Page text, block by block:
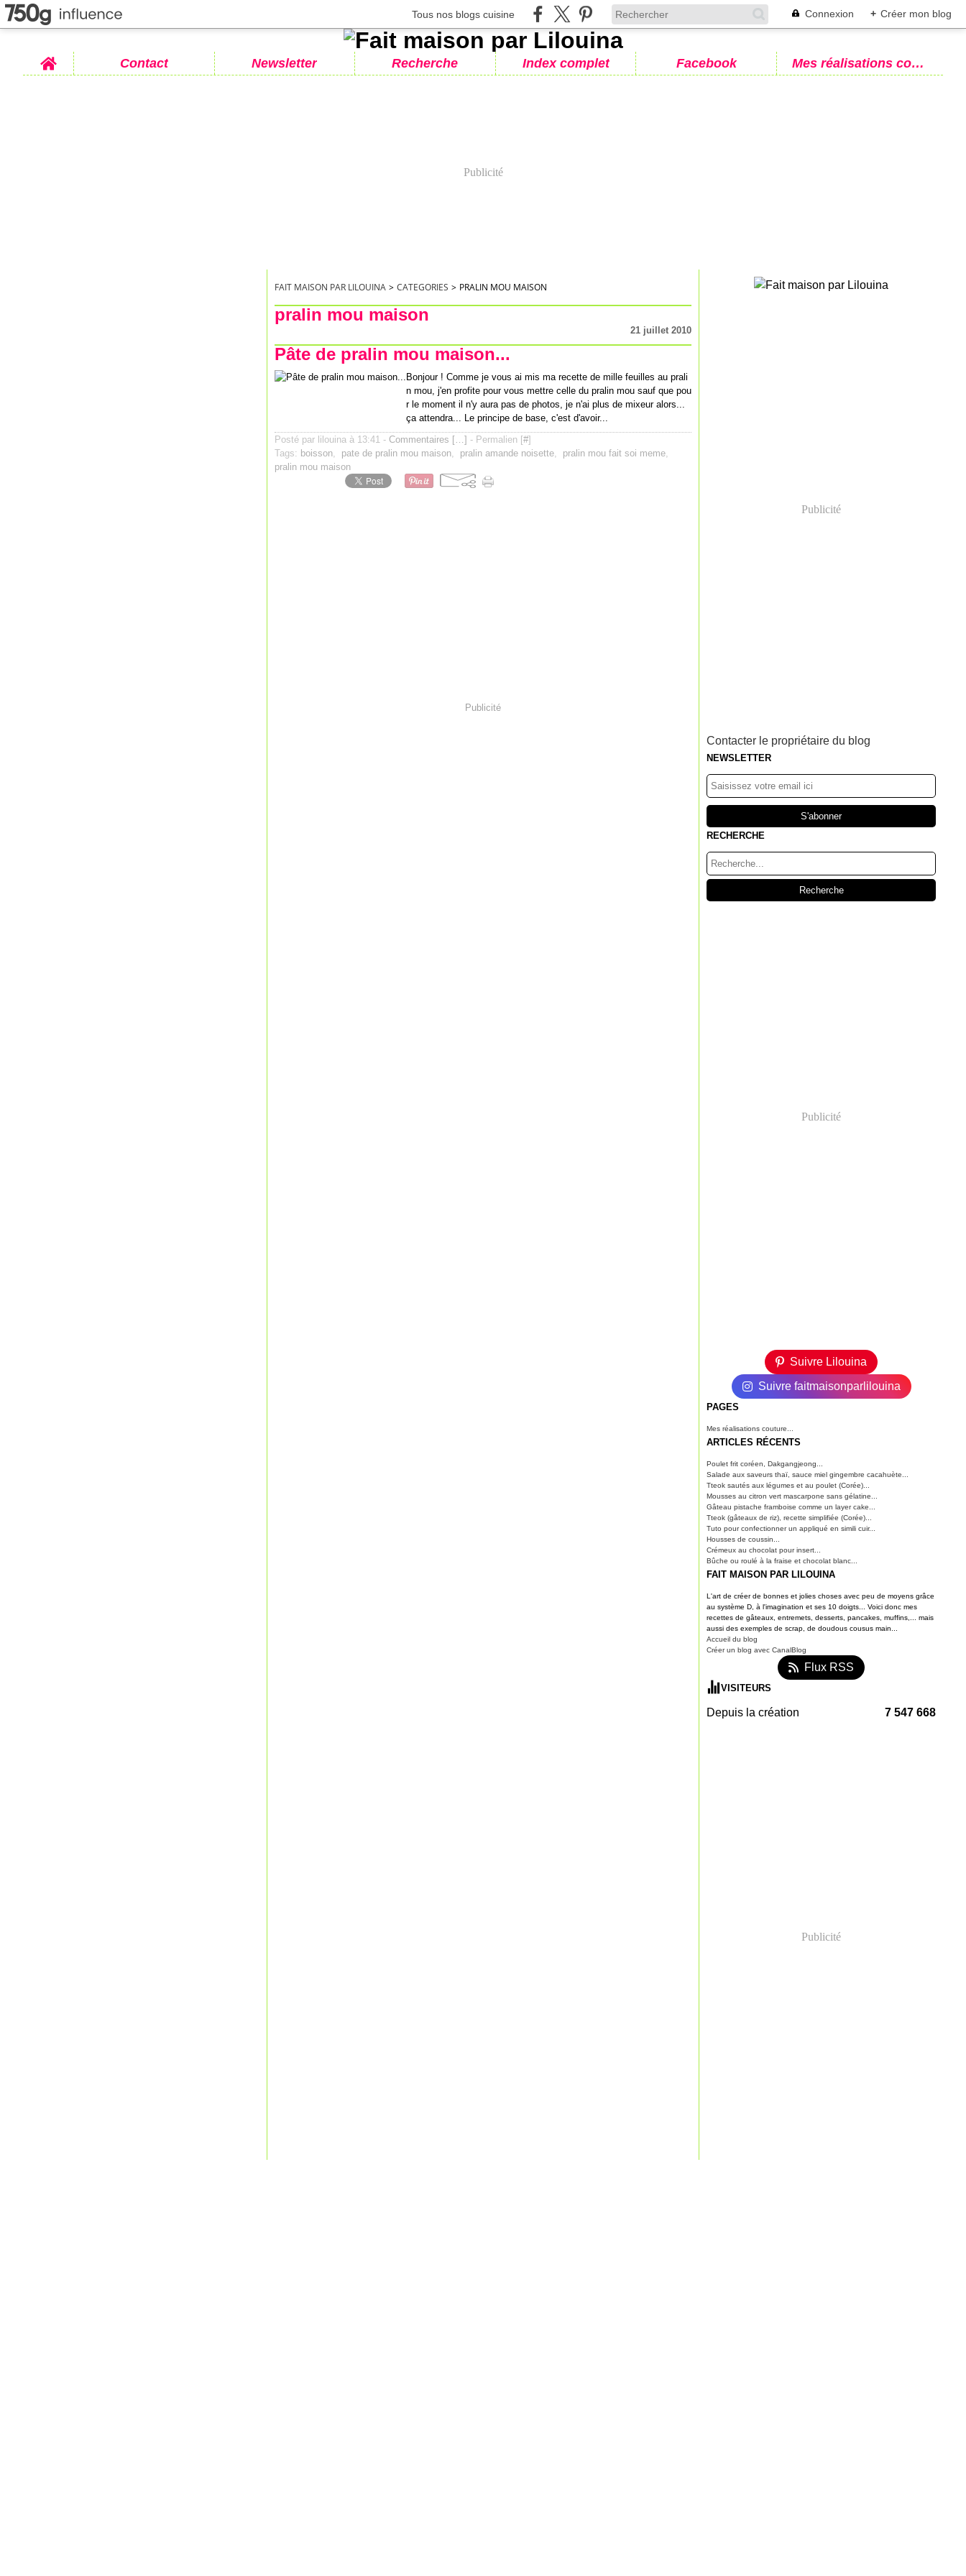
Tous nos blogs cuisine Connexion + Créer mon blog
Home Contact Newsletter Recherche Index complet Facebook Mes réalisations couture
Publicité
FAIT MAISON PAR LILOUINA > CATEGORIES > PRALIN MOU MAISON
pralin mou maison
21 juillet 2010
Pâte de pralin mou maison...
Bonjour ! Comme je vous ai mis ma recette de mille feuilles au prali
n mou, j'en profite pour vous mettre celle du pralin mou sauf que pou
r le moment il n'y aura pas de photos, je n'ai plus de mixeur alors...
ça attendra... Le principe de base, c'est d'avoir...
Posté par lilouina à 13:41 - Commentaires […] - Permalien [#]
Tags: boisson, pate de pralin mou maison, pralin amande noisette, pralin mou fait soi meme,
pralin mou maison
Publicité
Publicité
Contacter le propriétaire du blog
NEWSLETTER
RECHERCHE
Publicité
Suivre Lilouina
Suivre faitmaisonparlilouina
PAGES
Mes réalisations couture...
ARTICLES RÉCENTS
Poulet frit coréen, Dakgangjeong...
Salade aux saveurs thaï, sauce miel gingembre cacahuète...
Tteok sautés aux légumes et au poulet (Corée)...
Mousses au citron vert mascarpone sans gélatine...
Gâteau pistache framboise comme un layer cake...
Tteok (gâteaux de riz), recette simplifiée (Corée)...
Tuto pour confectionner un appliqué en simili cuir...
Housses de coussin...
Crémeux au chocolat pour insert...
Bûche ou roulé à la fraise et chocolat blanc...
FAIT MAISON PAR LILOUINA
L'art de créer de bonnes et jolies choses avec peu de moyens grâce
au système D, à l'imagination et ses 10 doigts... Voici donc mes
recettes de gâteaux, entremets, desserts, pancakes, muffins,... mais
aussi des exemples de scrap, de doudous cousus main...
Accueil du blog
Créer un blog avec CanalBlog
Flux RSS
VISITEURS
Depuis la création 7 547 668
Publicité